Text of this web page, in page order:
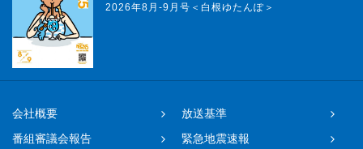
2026年8月-9月号＜白根ゆたんぽ＞
会社概要
放送基準
番組審議会報告
緊急地震速報